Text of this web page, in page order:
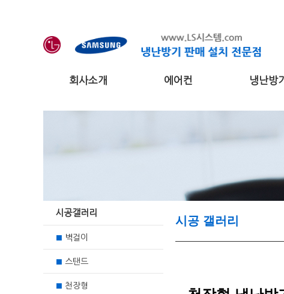
회사소개 에어컨 냉난방기
시공갤러리
■ 벽걸이
■ 스탠드
■ 천장형
시공 갤러리